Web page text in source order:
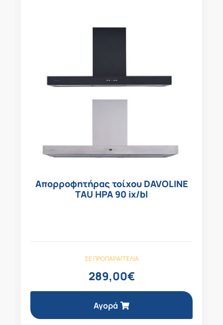
Απορροφητήρας τοίχου DAVOLINE
TAU HPA 90 ix/bl
ΣΕ ΠΡΟΠΑΡΑΓΓΕΛΊΑ
289,00€
Αγορά